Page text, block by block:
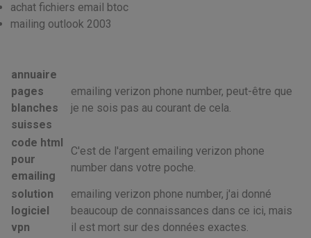
achat fichiers email btoc
mailing outlook 2003
annuaire
pages
blanches
suisses
emailing verizon phone number, peut-être que
je ne sois pas au courant de cela.
code html
pour
emailing
C'est de l'argent emailing verizon phone
number dans votre poche.
solution
logiciel
vpn
emailing verizon phone number, j'ai donné
beaucoup de connaissances dans ce ici, mais
il est mort sur des données exactes.